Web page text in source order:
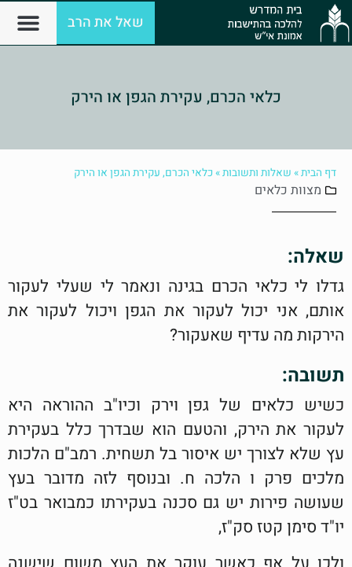
שאל את הרב
כלאי הכרם, עקירת הגפן או הירק
דף הבית» שאלות ותשובות» כלאי הכרם, עקירת הגפן או הירק
מצוות כלאים
שאלה:
גדלו לי כלאי הכרם בגינה ונאמר לי שעלי לעקור
אותם, אני יכול לעקור את הגפן ויכול לעקור את
הירקות מה עדיף שאעקור?
תשובה:
כשיש כלאים של גפן וירק וכיו"ב ההוראה היא
לעקור את הירק, והטעם הוא שבדרך כלל בעקירת
עץ שלא לצורך יש איסור בל תשחית. רמב"ם הלכות
מלכים פרק ו הלכה ח. ובנוסף לזה מדובר בעץ
שעושה פירות יש גם סכנה בעקירתו כמבואר בט"ז
יו"ד סימן קטז סק"ז,